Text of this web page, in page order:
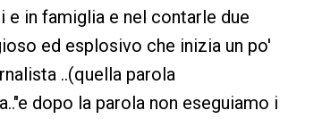
e in famiglia e nel contarle due
ed esplosivo che inizia un po'
..(quella parola
dopo la parola non eseguiamo i